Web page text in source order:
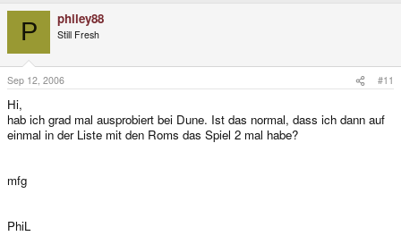
P philey88
Still Fresh
Sep 12, 2006 #11
Hi,
hab ich grad mal ausprobiert bei Dune. Ist das normal, dass ich dann auf
einmal in der Liste mit den Roms das Spiel 2 mal habe?
mfg
PhiL